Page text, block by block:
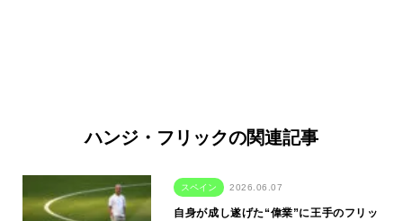
ハンジ・フリックの関連記事
スペイン 2026.06.07
自身が成し遂げた“偉業”に王手のフリッ